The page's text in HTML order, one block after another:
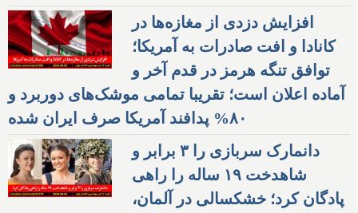
افزایش دزدی از مغازه‌ها در
کانادا و افت صادرات به آمریکا؛
توافق تنگه هرمز در قدم آخر و
آماده اعلان است؛ تقریبا تمامی موشک‌های دوربرد و
۸۰% پدافند آمریکا صرف ایران شده
دانمارک سربازی را ۳ برابر و
شاهدخت ۱۹ ساله را راهی
پادگان کرد؛ خشکسالی در آلمان،